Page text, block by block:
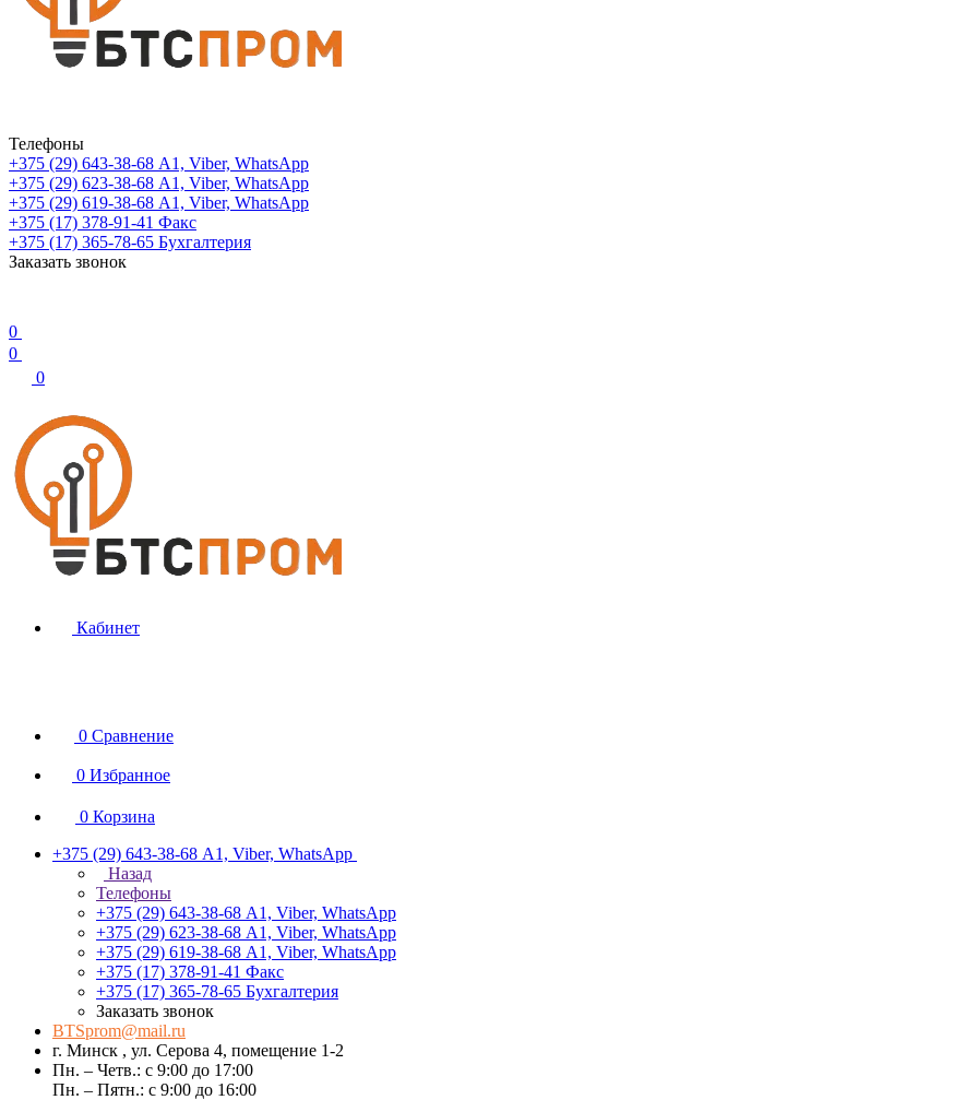
Телефоны
+375 (29) 643-38-68 А1, Viber, WhatsApp
+375 (29) 623-38-68 А1, Viber, WhatsApp
+375 (29) 619-38-68 А1, Viber, WhatsApp
+375 (17) 378-91-41 Факс
+375 (17) 365-78-65 Бухгалтерия
Заказать звонок
0
0
0
Кабинет
0 Сравнение
0 Избранное
0 Корзина
+375 (29) 643-38-68 А1, Viber, WhatsApp
Назад
Телефоны
+375 (29) 643-38-68 А1, Viber, WhatsApp
+375 (29) 623-38-68 А1, Viber, WhatsApp
+375 (29) 619-38-68 А1, Viber, WhatsApp
+375 (17) 378-91-41 Факс
+375 (17) 365-78-65 Бухгалтерия
Заказать звонок
BTSprom@mail.ru
г. Минск , ул. Серова 4, помещение 1-2
Пн. – Четв.: с 9:00 до 17:00
Пн. – Пятн.: с 9:00 до 16:00